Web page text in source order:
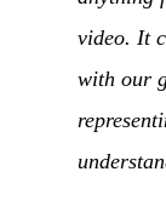
video. It
with our